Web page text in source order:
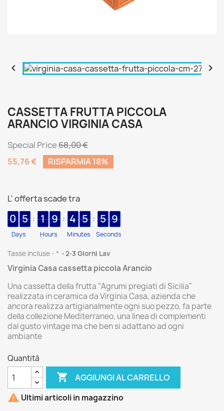
 
CASSETTA FRUTTA PICCOLA
ARANCIO VIRGINIA CASA
Special Price68,00 €
55,76 €
RISPARMIA 18%
L' offerta scade tra
0 5
Days
: 1 9
Hours
: 4 5
Minutes
: 5 9
Seconds
Tasse incluse * 2-3 Giorni Lav
Virginia Casa cassetta piccola Arancio
Una cassetta della frutta "Agrumi pregiati di Sicilia"
realizzata in ceramica da Virginia Casa, azienda che
ancora realizza artigianalmente ogni suo pezzo, fa parte
della collezione Mediterraneo, una linea di complementi
dal gusto vintage ma che ben si adattano ad ogni
ambiante
Quantità
 AGGIUNGI AL CARRELLO
 Ultimi articoli in magazzino